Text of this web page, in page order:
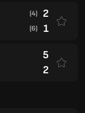
(4) 2
(6) 1
5
2